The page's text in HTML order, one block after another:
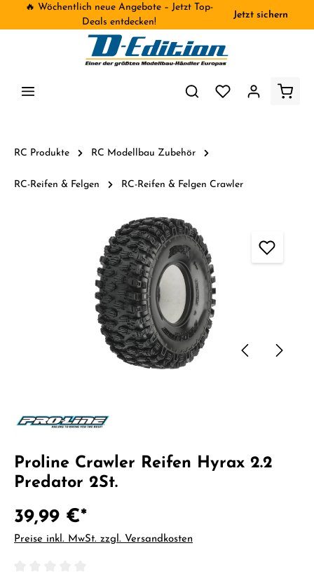
🔥 Wöchentlich neue Angebote – Jetzt Top-
Deals entdecken!
Jetzt sichern
RC Produkte RC Modellbau Zubehör
RC-Reifen & Felgen RC-Reifen & Felgen Crawler
Proline Crawler Reifen Hyrax 2.2
Predator 2St.
39,99 €*
Preise inkl. MwSt. zzgl. Versandkosten